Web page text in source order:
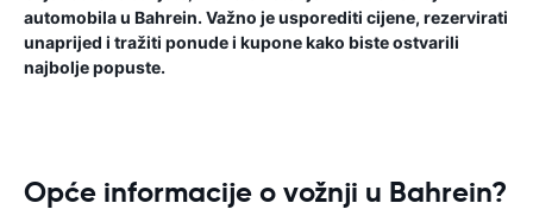
automobila u Bahrein. Važno je usporediti cijene, rezervirati
unaprijed i tražiti ponude i kupone kako biste ostvarili
najbolje popuste.
Opće informacije o vožnji u Bahrein?